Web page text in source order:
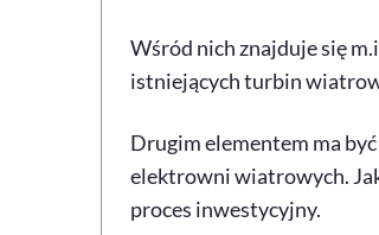
Wśród nich znajduje się
istniejących turbin
Drugim elementem ma
elektrowni wiatrowych.
proces inwestycyjny.